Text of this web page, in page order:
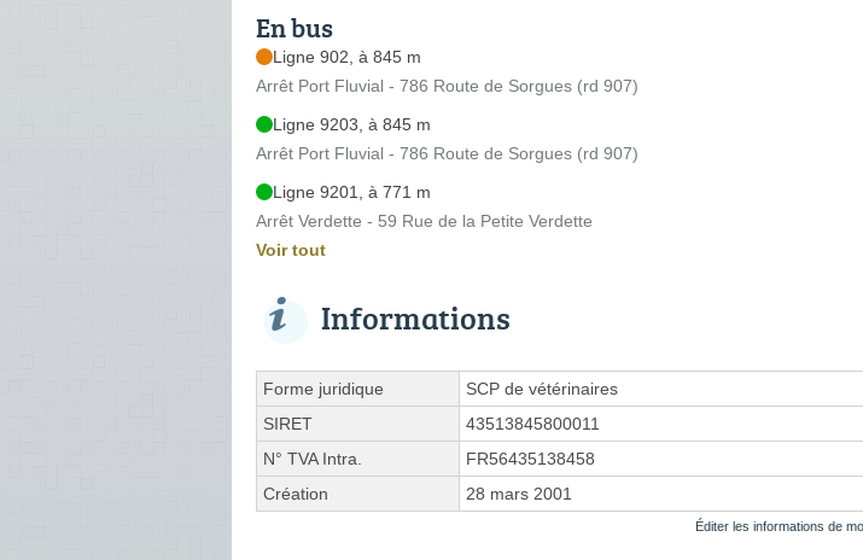
En bus
Ligne 902, à 845 m
Arrêt Port Fluvial - 786 Route de Sorgues (rd 907)
Ligne 9203, à 845 m
Arrêt Port Fluvial - 786 Route de Sorgues (rd 907)
Ligne 9201, à 771 m
Arrêt Verdette - 59 Rue de la Petite Verdette
Voir tout
Informations
Forme juridique
SCP de vétérinaires
SIRET
43513845800011
N° TVA Intra.
FR56435138458
Création
28 mars 2001
Éditer les informations de